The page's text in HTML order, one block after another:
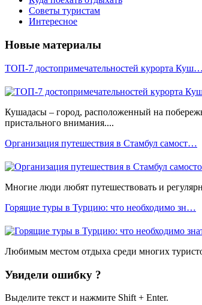
Советы туристам
Интересное
Новые материалы
ТОП-7 достопримечательностей курорта Куш…
Кушадасы – город, расположенный на
пристального внимания....
Организация путешествия в Стамбул самост…
Многие люди любят путешествовать и
Горящие туры в Турцию: что необходимо зн…
Любимым местом отдыха среди многих
Увидели ошибку ?
Выделите текст и нажмите Shift + Enter.